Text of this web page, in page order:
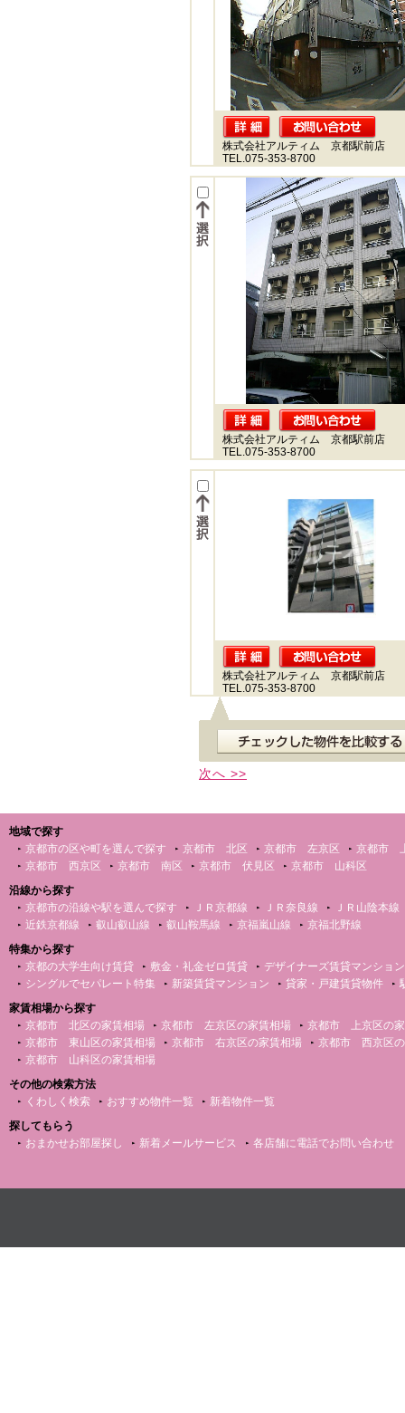
株式会社アルティム 京都駅前店
TEL.075-353-8700
株式会社アルティム 京都駅前店
TEL.075-353-8700
株式会社アルティム 京都駅前店
TEL.075-353-8700
次へ >>
地域で探す
京都市の区や町を選んで探す
京都市 北区 京都市 左京区
京都市
京都市 西京区
京都市 南区 京都市 伏見区
京都市 山科区
沿線から探す
京都市の沿線や駅を選んで探す
ＪＲ京都線 ＪＲ奈良線
ＪＲ山陰本線
近鉄京都線
叡山叡山線 叡山鞍馬線 京福嵐山線
京福北野線
特集から探す
京都の大学生向け賃貸
敷金・礼金ゼロ賃貸
デザイナーズ賃貸マンション
シングルでセパレート特集
新築賃貸マンション 貸家・戸建賃貸物件
家賃相場から探す
京都市 北区の家賃相場
京都市 左京区の家賃相場
京都市 上京区の
京都市 東山区の家賃相場
京都市 右京区の家賃相場
京都市 西京区
京都市 山科区の家賃相場
その他の検索方法
くわしく検索
おすすめ物件一覧
新着物件一覧
探してもらう
おまかせお部屋探し
新着メールサービス 各店舗に電話でお問い合わせ